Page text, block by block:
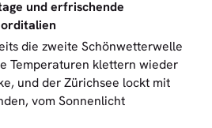
und erfrischende
die zweite Schönwetterwelle
Temperaturen klettern wieder
und der Zürichsee lockt mit
vom Sonnenlicht